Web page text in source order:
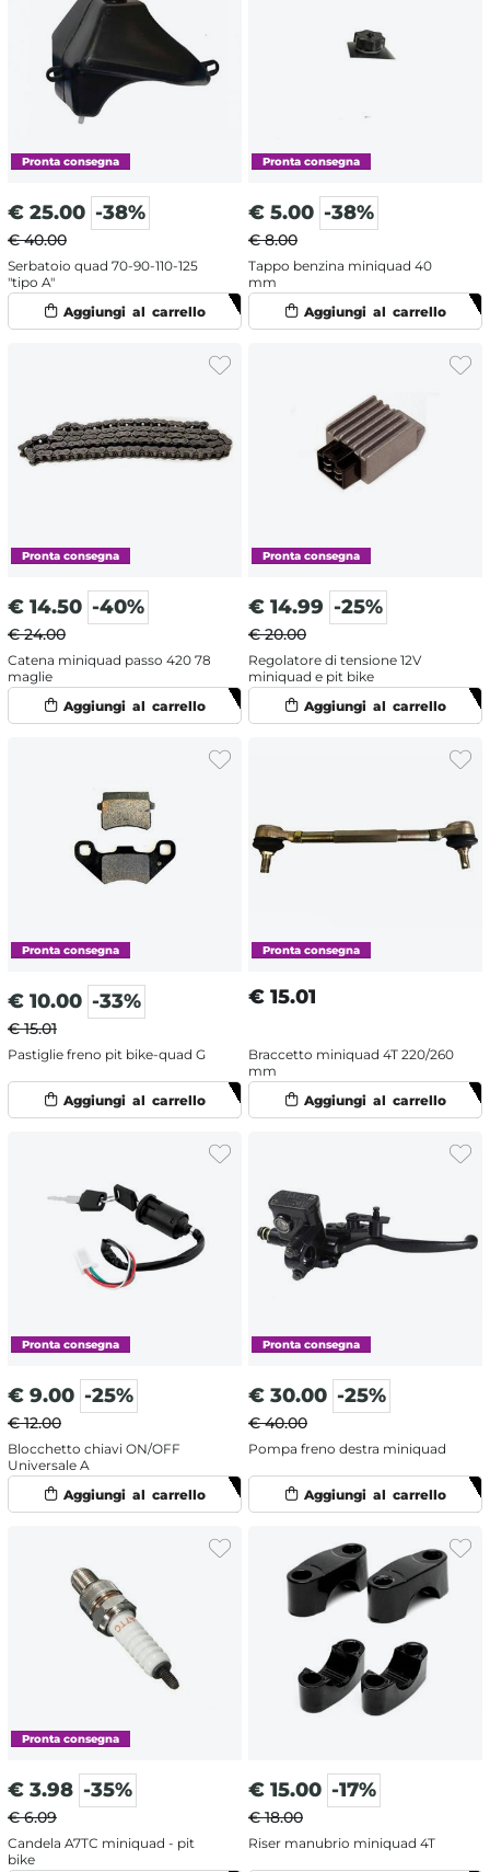
€ 25.00 -38%
€ 40.00
Serbatoio quad 70-90-110-125
"tipo A"
€ 5.00 -38%
€ 8.00
Tappo benzina miniquad 40
mm
€ 14.50 -40%
€ 24.00
Catena miniquad passo 420 78
maglie
€ 14.99 -25%
€ 20.00
Regolatore di tensione 12V
miniquad e pit bike
€ 10.00 -33%
€ 15.01
Pastiglie freno pit bike-quad G
€ 15.01
Braccetto miniquad 4T 220/260
mm
€ 9.00 -25%
€ 12.00
Blocchetto chiavi ON/OFF
Universale A
€ 30.00 -25%
€ 40.00
Pompa freno destra miniquad
€ 3.98 -35%
€ 6.09
Candela A7TC miniquad - pit
bike
€ 15.00 -17%
€ 18.00
Riser manubrio miniquad 4T